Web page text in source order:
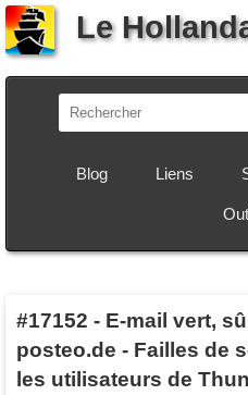
Le
Blog Liens
#17152 - E-mail vert,
posteo.de - Failles de
les utilisateurs de